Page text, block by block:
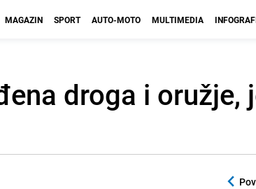
MAGAZIN SPORT AUTO-MOTO MULTIMEDIA
droga i oružje,